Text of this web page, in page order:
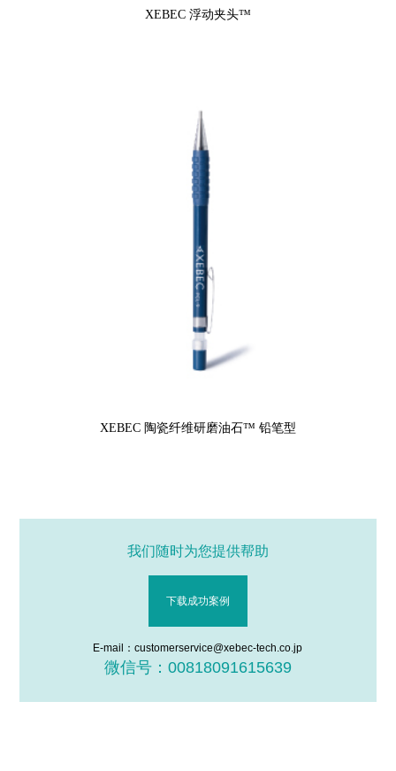
XEBEC 浮动夹头™
XEBEC 陶瓷纤维研磨油石™ 铅笔型
我们随时为您提供帮助
下载成功案例
E-mail：customerservice@xebec-tech.co.jp
微信号：00818091615639